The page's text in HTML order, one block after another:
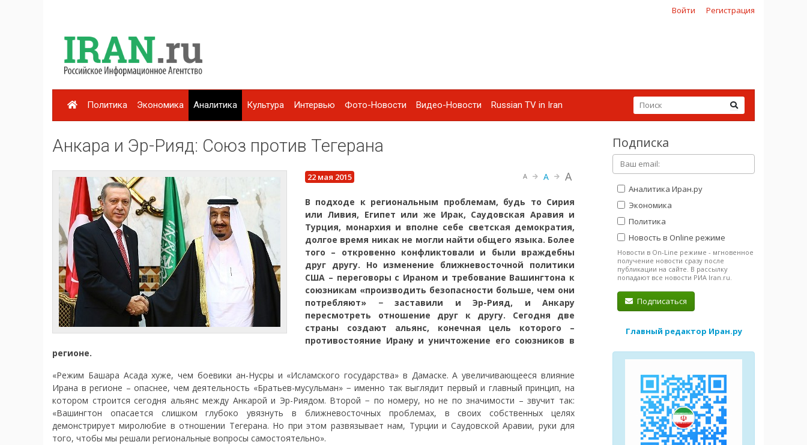
Войти Регистрация
Политика Экономика Аналитика Культура Интервью Фото-Новости Видео-Новости Russian TV in Iran
Анкара и Эр-Рияд: Союз против Тегерана
22 мая 2015 A A A
В подходе к региональным проблемам, будь то Сирия
или Ливия, Египет или же Ирак, Саудовская Аравия и
Турция, монархия и вполне себе светская демократия,
долгое время никак не могли найти общего языка. Более
того – откровенно конфликтовали и были враждебны
друг другу. Но изменение ближневосточной политики
США – переговоры с Ираном и требование Вашингтона к
союзникам «производить безопасности больше, чем они
потребляют» − заставили и Эр-Рияд, и Анкару
пересмотреть отношение друг к другу. Сегодня две
страны создают альянс, конечная цель которого –
противостояние Ирану и уничтожение его союзников в
регионе.
«Режим Башара Асада хуже, чем боевики ан-Нусры и «Исламского государства» в Дамаске. А увеличивающееся влияние
Ирана в регионе – опаснее, чем деятельность «Братьев-мусульман» − именно так выглядит первый и главный принцип, на
котором строится сегодня альянс между Анкарой и Эр-Риядом. Второй − по номеру, но не по значимости – звучит так:
«Вашингтон опасается слишком глубоко увязнуть в ближневосточных проблемах, в своих собственных целях
демонстрирует миролюбие в отношении Тегерана. Но при этом развязывает нам, Турции и Саудовской Аравии, руки для
того, чтобы мы решали региональные вопросы самостоятельно».
Подписка
Аналитика Иран.ру
Экономика
Политика
Новость в Online режиме
Новости в On-Line режиме - мгновенное
получение новости сразу после
публикации на сайте. В рассылку
попадают все новости РИА Iran.ru.
Подписаться
Главный редактор Иран.ру